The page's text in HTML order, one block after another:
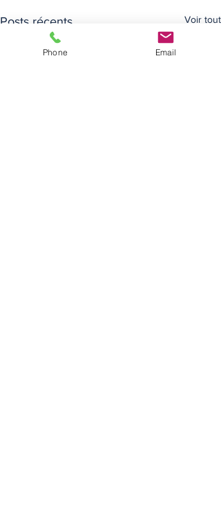
Posts récents Voir tout
Phone Email